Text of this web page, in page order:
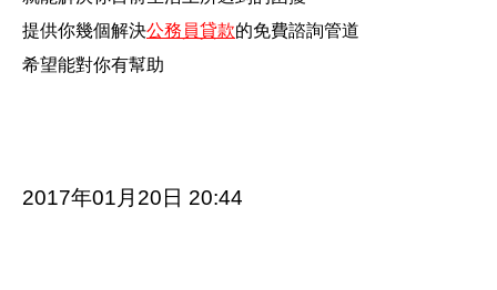
提供你幾個解決公務員貸款的免費諮詢管道
希望能對你有幫助
2017年01月20日 20:44